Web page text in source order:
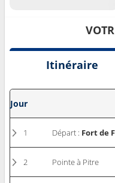
Itinéraire
Jour
1 Départ : Fort de
2 Pointe à Pitre